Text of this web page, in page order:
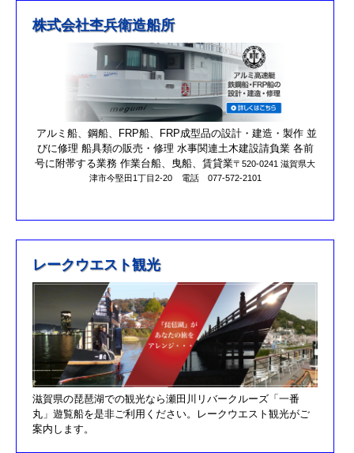
R3/4/11釣果情報更新しました
R3/2/27果情報更新しました
R2/8/29果情報更新しました
営業時間を更新しました。
第17回オーナーズカップを更新しました。
R元/10/25クラブハウスのリニューアルが完了しました。
R元/8/25果情報更新しました
H30/11/7釣果情報更新しました
H30/9/30臨時休業のお知らせ！！
H30/9/24釣果情報更新しました
H30/7/21釣果情報更新しました
H30/4/21釣果情報更新しました
H30/3/3釣果情報更新しました
H30/2/17釣果情報更新しました
H30/2/8釣果情報更新しました
株式会社杢兵衛造船所
アルミ船、鋼船、FRP船、FRP成型品の設計・建造・製作 並
びに修理 船具類の販売・修理 水事関連土木建設請負業 各前
号に附帯する業務 作業台船、曳船、賃貸業〒520-0241 滋賀県大
津市今堅田1丁目2-20
電話 077-572-2101
レークウエスト観光
滋賀県の琵琶湖での観光なら瀬田川リバークルーズ「一番
丸」遊覧船を是非ご利用ください。レークウエスト観光がご
案内します。